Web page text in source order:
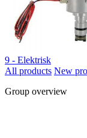
9 - Elektrisk
All products New
Group overview